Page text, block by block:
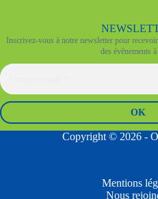
Inscrivez-vous à notre newsletter pour
des évènements
Copyright © 2026 -
Mentions
Nous